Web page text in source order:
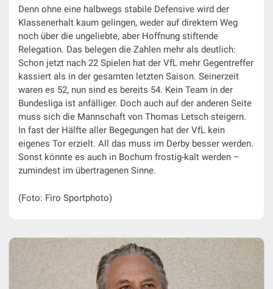
Denn ohne eine halbwegs stabile Defensive wird der
Klassenerhalt kaum gelingen, weder auf direktem Weg
noch über die ungeliebte, aber Hoffnung stiftende
Relegation. Das belegen die Zahlen mehr als deutlich:
Schon jetzt nach 22 Spielen hat der VfL mehr Gegentreffer
kassiert als in der gesamten letzten Saison. Seinerzeit
waren es 52, nun sind es bereits 54. Kein Team in der
Bundesliga ist anfälliger. Doch auch auf der anderen Seite
muss sich die Mannschaft von Thomas Letsch steigern.
In fast der Hälfte aller Begegungen hat der VfL kein
eigenes Tor erzielt. All das muss im Derby besser werden.
Sonst könnte es auch in Bochum frostig-kalt werden –
zumindest im übertragenen Sinne.
(Foto: Firo Sportphoto)